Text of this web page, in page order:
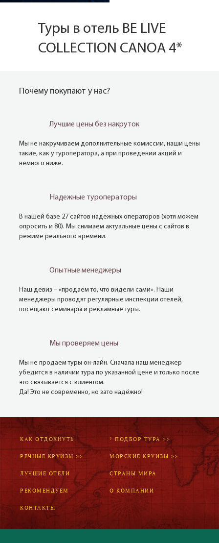
Туры в отель BE LIVE
COLLECTION CANOA 4*
Почему покупают у нас?
Лучшие цены без накруток
Мы не накручиваем дополнительные комиссии, наши цены
такие, как у туроператора, а при проведении акций и
немного ниже.
Надежные туроператоры
В нашей базе 27 сайтов надёжных операторов (хотя можем
опросить и 80). Мы снимаем актуальные цены с сайтов в
режиме реального времени.
Опытные менеджеры
Наш девиз – «продаём то, что видели сами». Наши
менеджеры проводят регулярные инспекции отелей,
посещают семинары и рекламные туры.
Мы проверяем цены
Мы не продаём туры он-лайн. Сначала наш менеджер
убедится в наличии тура по указанной цене и только после
это связывается с клиентом.
Да! Это не современно, но зато надёжно!
КАК ОТДОХНУТЬ * ПОДБОР ТУРА >>
РЕЧНЫЕ КРУИЗЫ >> МОРСКИЕ КРУИЗЫ >>
ЛУЧШИЕ ОТЕЛИ СТРАНЫ МИРА
РЕКОМЕНДУЕМ О КОМПАНИИ
КОНТАКТЫ